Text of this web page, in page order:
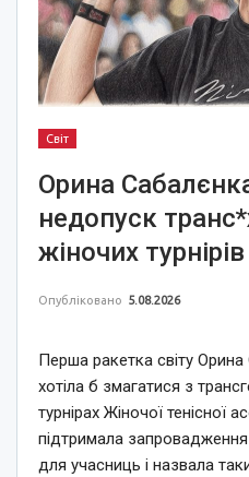
Світ
Орина
недопуск
жіночих
Опубліковано 5.08.2026
Перша ракетка світу
хотіла б змагатися з
турнірах Жіночої тенісної
підтримала запровадження
для учасниць і назвала